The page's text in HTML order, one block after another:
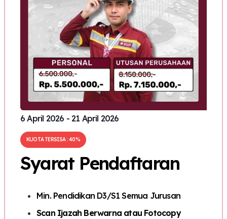
6 April 2026 - 21 April 2026
KUOTA TERSISA : 40%
Syarat Pendaftaran
Min. Pendidikan D3/S1 Semua Jurusan
Scan Ijazah Berwarna atau Fotocopy